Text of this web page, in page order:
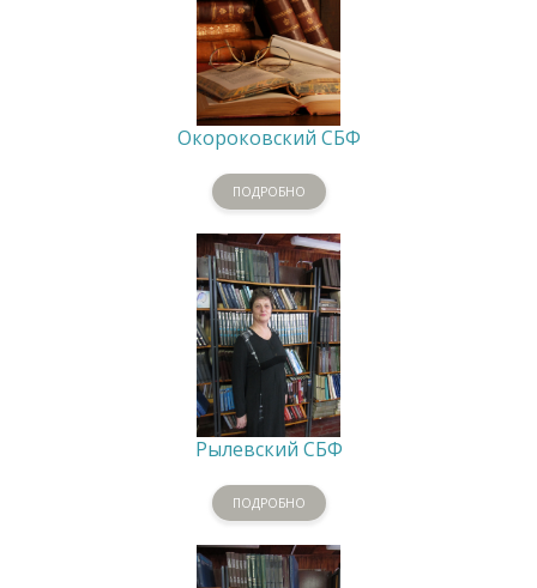
Окороковский СБФ
ПОДРОБНО
Рылевский СБФ
ПОДРОБНО